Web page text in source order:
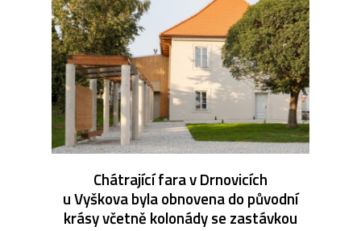
Chátrající fara v Drnovicích
u Vyškova byla obnovena do původní
krásy včetně kolonády se zastávkou